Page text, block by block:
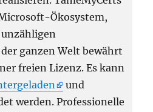
Ökosystem,
ganzen Welt bewährt
freien Lizenz. Es kann
und
werden. Professionelle